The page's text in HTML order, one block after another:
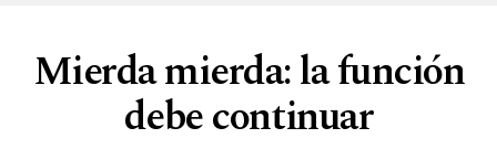
Mierda mierda: la función
debe continuar